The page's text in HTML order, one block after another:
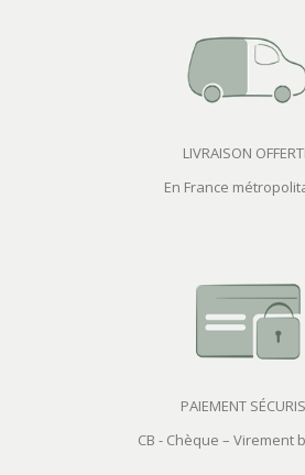
LIVRAISON
En France
PAIEMENT
CB - Chèque – Virement